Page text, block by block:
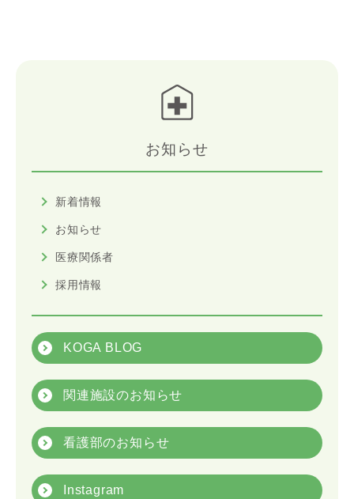
お知らせ
新着情報
お知らせ
医療関係者
採用情報
KOGA BLOG
関連施設のお知らせ
看護部のお知らせ
Instagram